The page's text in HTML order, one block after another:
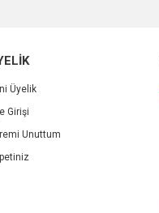
Üyelik
Girişi
Unuttum